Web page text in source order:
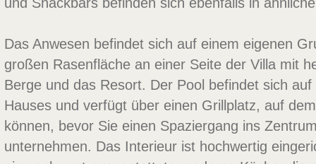
Das Anwesen befindet sich auf einem eigenen
großen Rasenfläche an einer Seite der Villa mit
Berge und das Resort. Der Pool befindet sich
Hauses und verfügt über einen Grillplatz, auf
können, bevor Sie einen Spaziergang ins
unternehmen. Das Interieur ist hochwertig